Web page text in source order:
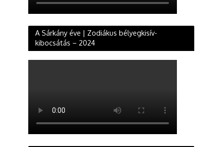
A Sárkány éve | Zodiákus bélyegkisív-
kibocsátás – 2024